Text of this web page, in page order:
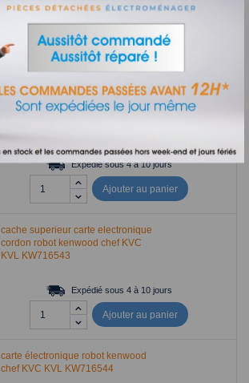
KW716548 - micro commutateur
Expédié sous 24 heures
CORDON ALIMENTATION ROBOT
Expédié sous 4 à 10 jours
Ajouter au panier
cache superieur carte electronique
cordon robot kenwood chef KVC
KVL KW716543
Expédié sous 4 à 10 jours
Ajouter au panier
carte électronique robot kenwood
chef KVC KVL KW716544